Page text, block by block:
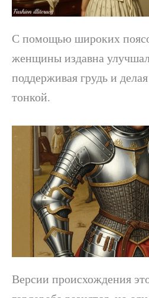
С помощью широких
женщины издавна
поддерживая грудь и
тонкой.
Версии происхождения